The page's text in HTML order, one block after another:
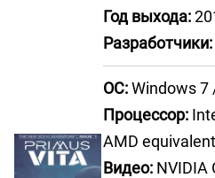
Год выхода:
Разработчики:
ОС:Windows 7
Процессор:
AMD equivalent
Видео: NVIDIA